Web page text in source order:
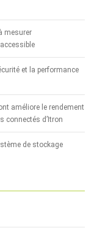
mesurer
et la performance
améliore le rendement
connectés d’Itron
de stockage